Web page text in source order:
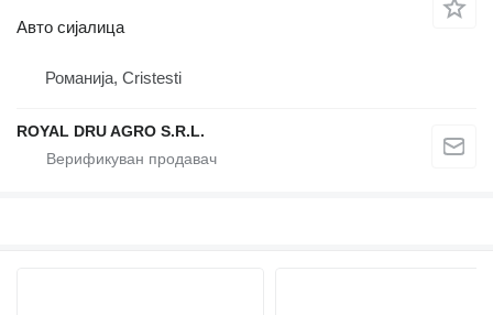
Авто сијалица
Романија, Cristesti
ROYAL DRU AGRO S.R.L.